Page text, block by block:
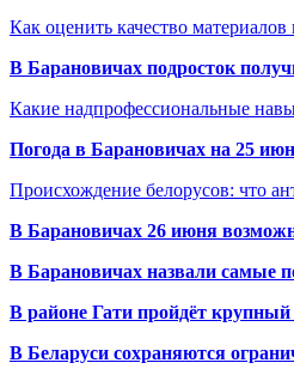
Как оценить качество
В Барановичах подросток
Какие надпрофессиональные
Погода в Барановичах на 25
Происхождение белорусов: что
В Барановичах 26 июня
В Барановичах назвали самые
В районе Гати пройдёт
В Беларуси сохраняются